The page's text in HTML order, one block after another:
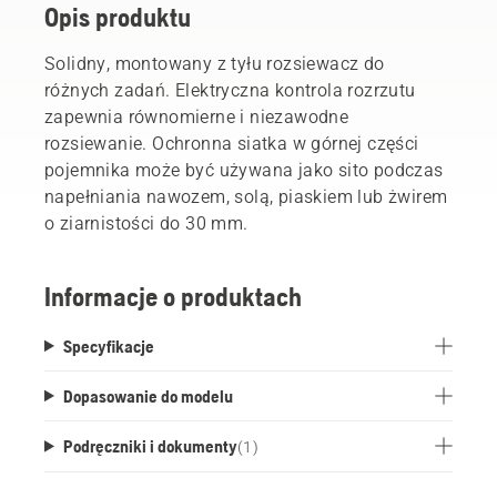
Opis produktu
Solidny, montowany z tyłu rozsiewacz do
różnych zadań. Elektryczna kontrola rozrzutu
zapewnia równomierne i niezawodne
rozsiewanie. Ochronna siatka w górnej części
pojemnika może być używana jako sito podczas
napełniania nawozem, solą, piaskiem lub żwirem
o ziarnistości do 30 mm.
Informacje o produktach
Specyfikacje
Dopasowanie do modelu
Podręczniki i dokumenty(1 )